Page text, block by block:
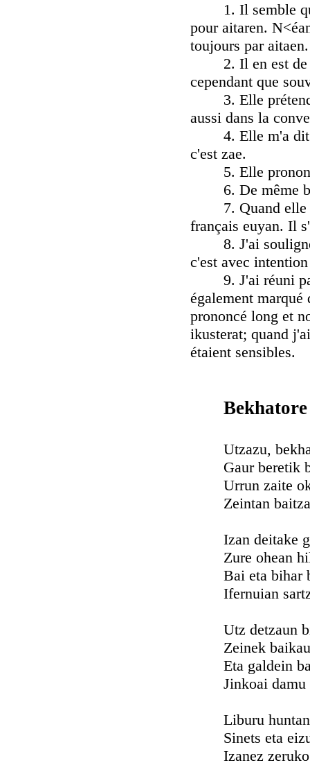
1. Il semble que
pour aitaren.
toujours par aitaen.
2. Il en est de
cependant que
3. Elle prétend
aussi dans la
4. Elle m'a dit
c'est zae.
5. Elle
6. De même
7. Quand elle
français euyan. Il
8. J'ai souligné
c'est avec
9. J'ai réuni par
également
prononcé long et
ikusterat; quand
étaient sensibles.
Utzazu,
Gaur beretik
Urrun zaite
Zeintan
Izan deitake
Zure ohean
Bai eta bihar
Ifernuian
Utz detzaun
Zeinek
Eta galdein
Jinkoai damu
Liburu huntan
Sinets eta
Izanez zeruko